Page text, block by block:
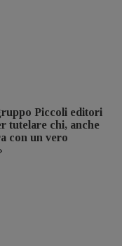
Piccoli editori
tutelare chi, anche
con un vero